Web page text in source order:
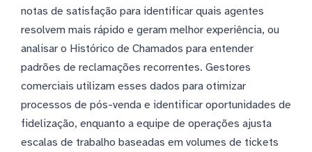
notas de satisfação para identificar quais agentes
resolvem mais rápido e geram melhor experiência, ou
analisar o Histórico de Chamados para entender
padrões de reclamações recorrentes. Gestores
comerciais utilizam esses dados para otimizar
processos de pós-venda e identificar oportunidades de
fidelização, enquanto a equipe de operações ajusta
escalas de trabalho baseadas em volumes de tickets